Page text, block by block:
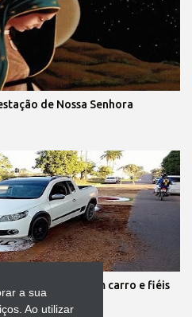
a sua
Ao utilizar
de Nossa Senhora
Corpus Christi com carro e fiéis